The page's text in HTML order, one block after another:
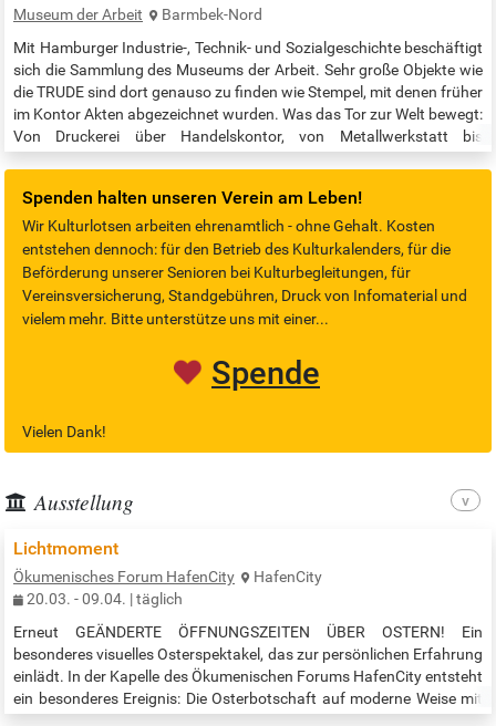
Kunst- und…
Museum der Arbeit
Barmbek-Nord
Mit Hamburger Industrie-, Technik- und Sozialgeschichte beschäftigt
sich die Sammlung des Museums der Arbeit. Sehr große Objekte wie
die TRUDE sind dort genauso zu finden wie Stempel, mit denen früher
im Kontor Akten abgezeichnet wurden. Was das Tor zur Welt bewegt:
Von Druckerei über Handelskontor, von Metallwerkstatt bis
Spenden halten unseren Verein am Leben!
Wir Kulturlotsen arbeiten ehrenamtlich - ohne Gehalt. Kosten
entstehen dennoch: für den Betrieb des Kulturkalenders, für die
Beförderung unserer Senioren bei Kulturbegleitungen, für
Vereinsversicherung, Standgebühren, Druck von Infomaterial und
vielem mehr. Bitte unterstütze uns mit einer...
Spende
Vielen Dank!
Ausstellung
Lichtmoment
Ökumenisches Forum HafenCity
HafenCity
20.03. - 09.04. | täglich
Erneut GEÄNDERTE ÖFFNUNGSZEITEN ÜBER OSTERN! Ein
besonderes visuelles Osterspektakel, das zur persönlichen Erfahrung
einlädt. In der Kapelle des Ökumenischen Forums HafenCity entsteht
ein besonderes Ereignis: Die Osterbotschaft auf moderne Weise mit